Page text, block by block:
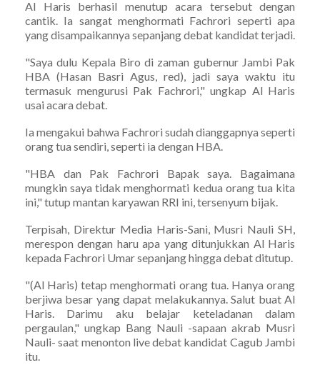
Al Haris berhasil menutup acara tersebut dengan
cantik. Ia sangat menghormati Fachrori seperti apa
yang disampaikannya sepanjang debat kandidat terjadi.
"Saya dulu Kepala Biro di zaman gubernur Jambi Pak
HBA (Hasan Basri Agus, red), jadi saya waktu itu
termasuk mengurusi Pak Fachrori," ungkap Al Haris
usai acara debat.
Ia mengakui bahwa Fachrori sudah dianggapnya seperti
orang tua sendiri, seperti ia dengan HBA.
"HBA dan Pak Fachrori Bapak saya. Bagaimana
mungkin saya tidak menghormati kedua orang tua kita
ini," tutup mantan karyawan RRI ini, tersenyum bijak.
Terpisah, Direktur Media Haris-Sani, Musri Nauli SH,
merespon dengan haru apa yang ditunjukkan Al Haris
kepada Fachrori Umar sepanjang hingga debat ditutup.
"(Al Haris) tetap menghormati orang tua. Hanya orang
berjiwa besar yang dapat melakukannya. Salut buat Al
Haris. Darimu aku belajar keteladanan dalam
pergaulan," ungkap Bang Nauli -sapaan akrab Musri
Nauli- saat menonton live debat kandidat Cagub Jambi
itu.